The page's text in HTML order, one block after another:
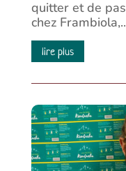
quitter et de
chez
lire plus